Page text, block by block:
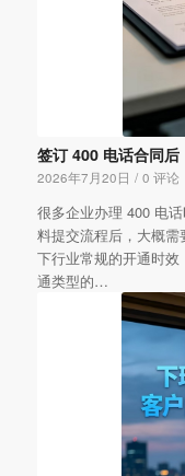
签订 400 电话合同后
2026年7月20日 / 0 评论
很多企业办理 400 电
料提交流程后，大概
下行业常规的开通时
通类型的…